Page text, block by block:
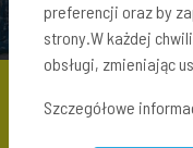
preferencji oraz by
strony.W każdej
obsługi, zmieniając
Szczegółowe